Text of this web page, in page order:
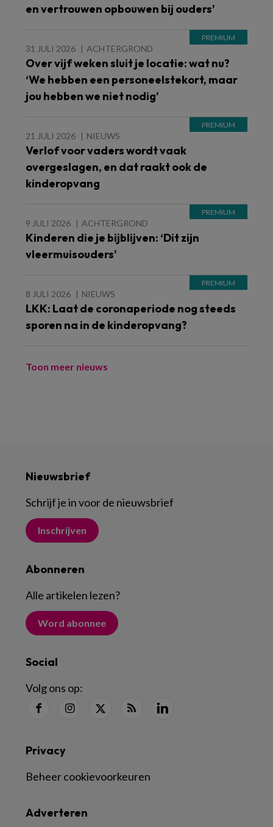
en vertrouwen opbouwen bij ouders’
31 JULI 2026 ACHTERGROND
Over vijf weken sluit je locatie: wat nu?
‘We hebben een personeelstekort, maar
jou hebben we niet nodig’
21 JULI 2026 NIEUWS
Verlof voor vaders wordt vaak
overgeslagen, en dat raakt ook de
kinderopvang
9 JULI 2026 ACHTERGROND
Kinderen die je bijblijven: ‘Dit zijn
vleermuisouders’
8 JULI 2026 NIEUWS
LKK: Laat de coronaperiode nog steeds
sporen na in de kinderopvang?
Toon meer nieuws
Nieuwsbrief
Schrijf je in voor de nieuwsbrief
Inschrijven
Abonneren
Alle artikelen lezen?
Word abonnee
Social
Volg ons op:
Adverteren
Privacy
Beheer cookievoorkeuren